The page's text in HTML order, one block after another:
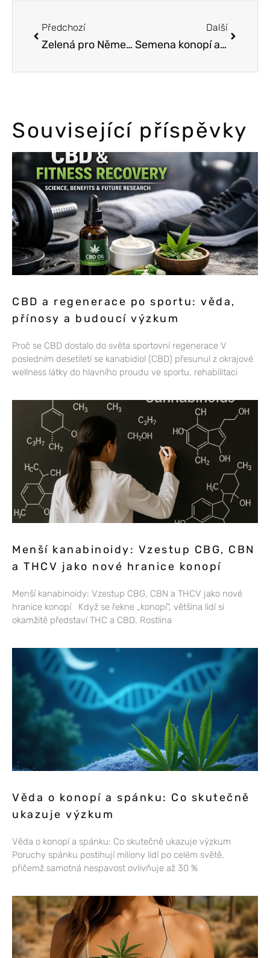
Předchozí
Zelená pro Německo: Úsvit Legalizace Konopí
Další
Semena konopí a jejich role v ochraně biodiverzity
Související příspěvky
CBD a regenerace po sportu: věda,
přínosy a budoucí výzkum
Proč se CBD dostalo do světa sportovní regenerace V
posledním desetiletí se kanabidiol (CBD) přesunul z okrajové
wellness látky do hlavního proudu ve sportu, rehabilitaci
Menší kanabinoidy: Vzestup CBG, CBN
a THCV jako nové hranice konopí
Menší kanabinoidy: Vzestup CBG, CBN a THCV jako nové
hranice konopí Když se řekne „konopí“, většina lidí si
okamžitě představí THC a CBD. Rostlina
Věda o konopí a spánku: Co skutečně
ukazuje výzkum
Věda o konopí a spánku: Co skutečně ukazuje výzkum
Poruchy spánku postihují miliony lidí po celém světě,
přičemž samotná nespavost ovlivňuje až 30 %